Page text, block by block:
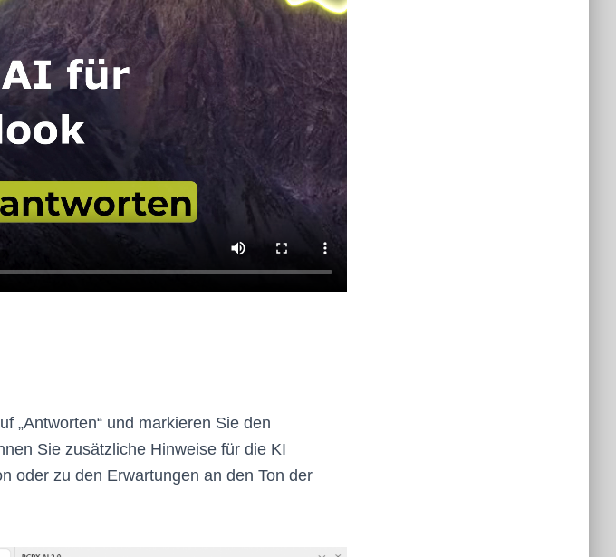
„Antworten“ und markieren Sie den
Sie zusätzliche Hinweise für die KI
oder zu den Erwartungen an den Ton der